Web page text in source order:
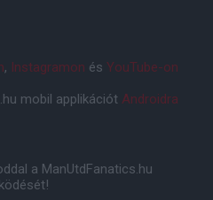
, Instagramon és YouTube-on
mobil applikációt Androidra
a ManUtdFanatics.hu